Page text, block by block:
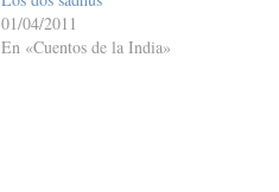
01/04/2011
En «Cuentos de la India»